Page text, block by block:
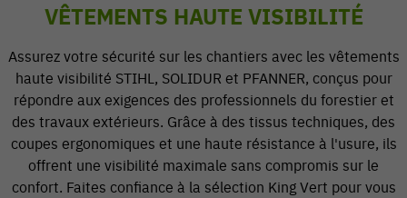
VÊTEMENTS HAUTE VISIBILITÉ
Assurez votre sécurité sur les chantiers avec les vêtements
haute visibilité STIHL, SOLIDUR et PFANNER, conçus pour
répondre aux exigences des professionnels du forestier et
des travaux extérieurs. Grâce à des tissus techniques, des
coupes ergonomiques et une haute résistance à l'usure, ils
offrent une visibilité maximale sans compromis sur le
confort. Faites confiance à la sélection King Vert pour vous